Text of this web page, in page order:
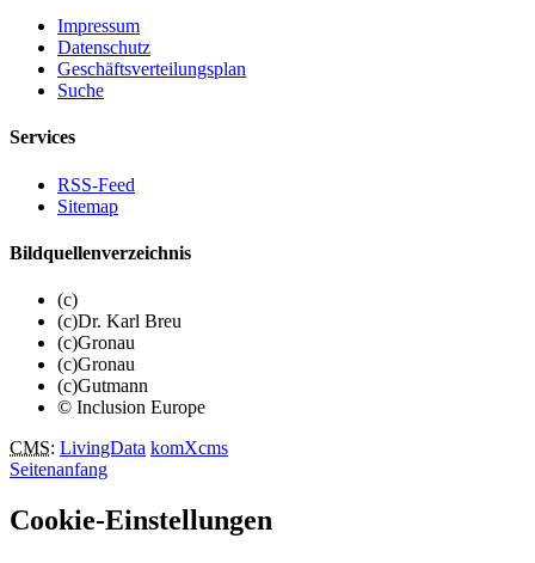
Impressum
Datenschutz
Geschäftsverteilungsplan
Suche
Services
RSS-Feed
Sitemap
Bildquellenverzeichnis
(c)
(c)Dr. Karl Breu
(c)Gronau
(c)Gronau
(c)Gutmann
© Inclusion Europe
CMS: LivingData komXcms
Seitenanfang
Cookie-Einstellungen